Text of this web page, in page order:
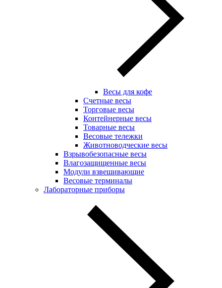
Весы для кофе
Счетные весы
Торговые весы
Контейнерные весы
Товарные весы
Весовые тележки
Животноводческие весы
Взрывобезопасные весы
Влагозащищенные весы
Модули взвешивающие
Весовые терминалы
Лабораторные приборы